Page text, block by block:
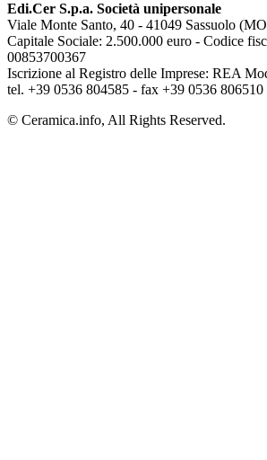
Edi.Cer S.p.a. Società unipersonale
Viale Monte Santo, 40 - 41049 Sassuolo
Capitale Sociale: 2.500.000 euro - Codice
00853700367
Iscrizione al Registro delle Imprese: REA
tel. +39 0536 804585 - fax +39 0536 806510
© Ceramica.info, All Rights Reserved.